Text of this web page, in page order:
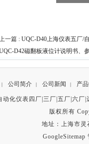
一篇 : UQC-D40上海仪表五厂/
D42磁翻板液位计说明书、
| 公司简介 | 公司新闻 | 产
动化仪表四厂|三厂|五厂|六厂
版权所有
地址：上海市灵
GoogleSitemap